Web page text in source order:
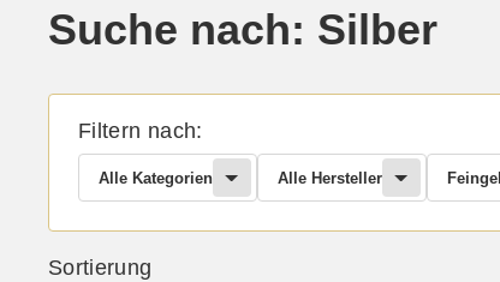
Suche nach: Silber
Filtern nach:
Alle Kategorien Alle Hersteller
Sortierung